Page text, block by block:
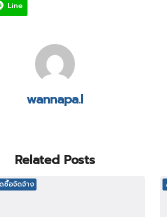
Line
wannapa.l
Related Posts
ซื้อจัดจ้าง